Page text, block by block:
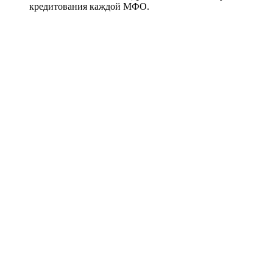
кредитования каждой МФО.